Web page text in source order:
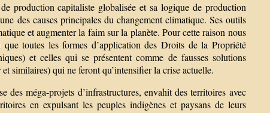
production capitaliste globalisée et sa logique de production
des causes principales du changement climatique. Ses outils
et augmenter la faim sur la planète. Pour cette raison nous
toutes les formes d’application des Droits de la Propriété
et celles qui se présentent comme de fausses solutions
similaires) qui ne feront qu’intensifier la crise actuelle.
méga-projets d’infrastructures, envahit des territoires avec
en expulsant les peuples indigènes et paysans de leurs